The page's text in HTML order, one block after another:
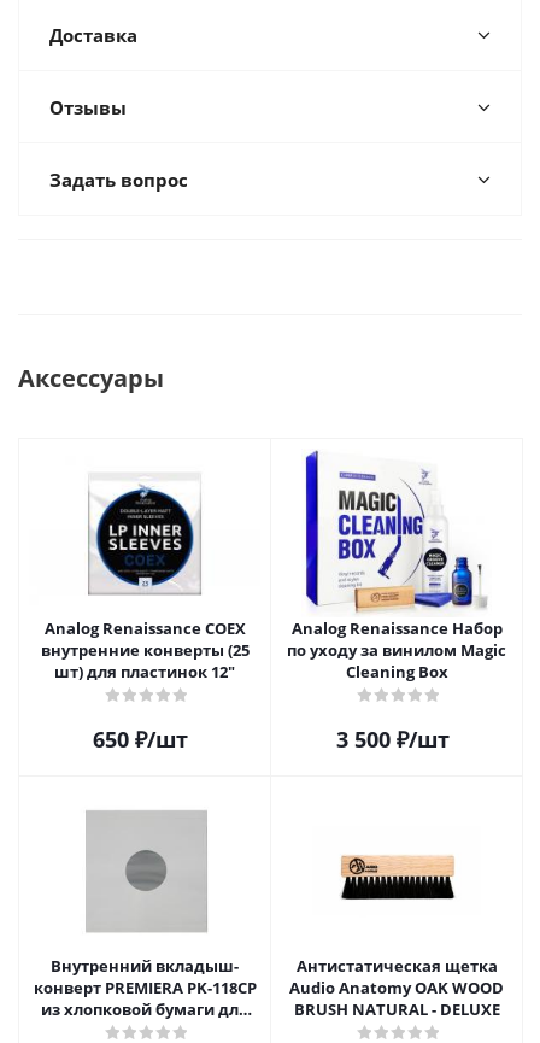
Доставка
Отзывы
Задать вопрос
Аксессуары
Analog Renaissance COEX
внутренние конверты (25
шт) для пластинок 12"
650 ₽/шт
Analog Renaissance Набор
по уходу за винилом Magic
Cleaning Box
3 500₽/шт
Внутренний вкладыш-
конверт PREMIERA PK-118CP
из хлопковой бумаги для
12" виниловой пластинки 1
Антистатическая щетка
Audio Anatomy OAK WOOD
BRUSH NATURAL - DELUXE